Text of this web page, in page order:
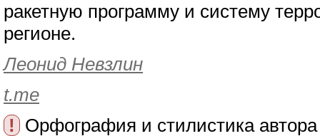
ракетную программу и систему
регионе.
Леонид Невзлин
t.me
!
Орфография и стилистика